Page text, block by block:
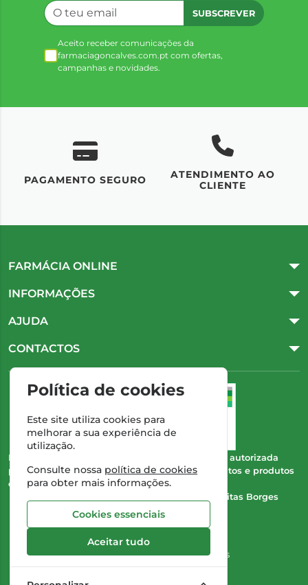
SUBSCREVER
Aceito receber comunicações da
farmaciagoncalves.com.pt com ofertas,
campanhas e novidades.
PAGAMENTO SEGURO
ATENDIMENTO AO
CLIENTE
FARMÁCIA ONLINE
INFORMAÇÕES
AJUDA
CONTACTOS
Esta farmácia (Farmácia Gonçalves) encontra-se autorizada
pelo INFARMED para a dispensa de medicamentos e produtos
de saúde ao domicílio e através da internet.
Dra. Cristina Marta de Freitas Borges
Gonçalves
©2026 Todos os direitos reservados
Política de cookies
Este site utiliza cookies para
melhorar a sua experiência de
utilização.
Consulte nossa política de cookies
para obter mais informações.
Cookies essenciais
Aceitar tudo